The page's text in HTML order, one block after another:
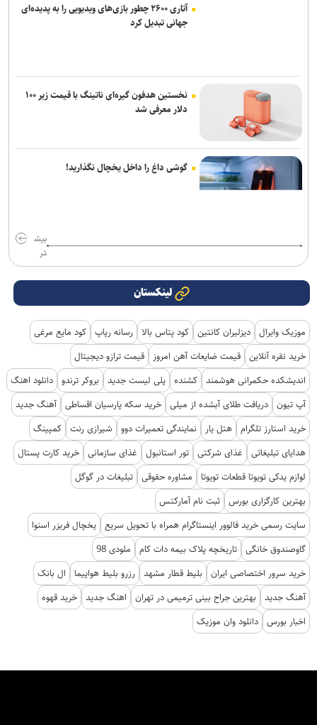
آتاری ۲۶۰۰ چطور بازی‌های ویدیویی را به پدیده‌ای
جهانی تبدیل کرد
نخستین هدفون گیره‌ای ناتینگ با قیمت زیر ۱۰۰
دلار معرفی شد
گوشی داغ را داخل یخچال نگذارید!
بیش
تر
لینکستان
موزیک وایرال دیزلیران کانتین کود پتاس بالا رسانه رپاپ کود مایع مرغی
خرید نقره آنلاین قیمت ضایعات آهن امروز
قیمت ترازو دیجیتال
اندیشکده حکمرانی هوشمند کشنده پلی لیست جدید بروکر ترندو دانلود اهنگ
آپ تیون دریافت طلای آبشده از میلی خرید سکه پارسیان اقساطی آهنگ جدید
خرید استارز تلگرام هتل یار نمایندگی تعمیرات دوو شیرازی رنت کمپینگ
هدایای تبلیغاتی
غذای شرکتی تور استانبول غذای سازمانی خرید کارت پستال
لوازم یدکی تویوتا قطعات تویوتا
مشاوره حقوقی تبلیغات در گوگل
بهترین کارگزاری بورس ثبت نام آمارکتس
سایت رسمی خرید فالوور اینستاگرام همراه با تحویل سریع یخچال فریزر اسنوا
گاوصندوق خانگی تاریخچه پلاک بیمه دات کام
ملودی 98
خرید سرور اختصاصی ایران
بلیط قطار مشهد رزرو بلیط هواپیما
ال بانک
آهنگ جدید
بهترین جراح بینی ترمیمی در تهران اهنگ جدید خرید قهوه
اخبار بورس دانلود وان موزیک